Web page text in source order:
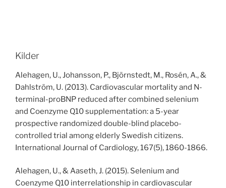
Kilder
Alehagen, U., Johansson, P., Björnstedt, M., Rosén, A., &
Dahlström, U. (2013). Cardiovascular mortality and N-
terminal-proBNP reduced after combined selenium
and Coenzyme Q10 supplementation: a 5-year
prospective randomized double-blind placebo-
controlled trial among elderly Swedish citizens.
International Journal of Cardiology, 167(5), 1860-1866.
Alehagen, U., & Aaseth, J. (2015). Selenium and
Coenzyme Q10 interrelationship in cardiovascular